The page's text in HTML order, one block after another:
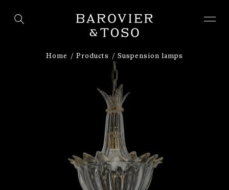
Home Products Suspension lamps
ENTER